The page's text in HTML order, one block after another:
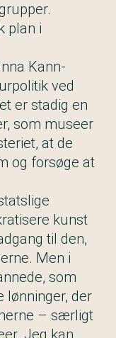
plan i
Kann-
ved
er stadig en
som museer
at de
og forsøge at
kunst
til den,
Men i
som
lønninger, der
– særligt
Jeg kan